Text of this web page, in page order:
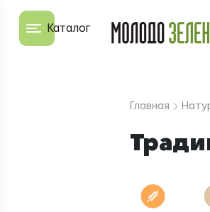
Натуральные
Каталог
Главная